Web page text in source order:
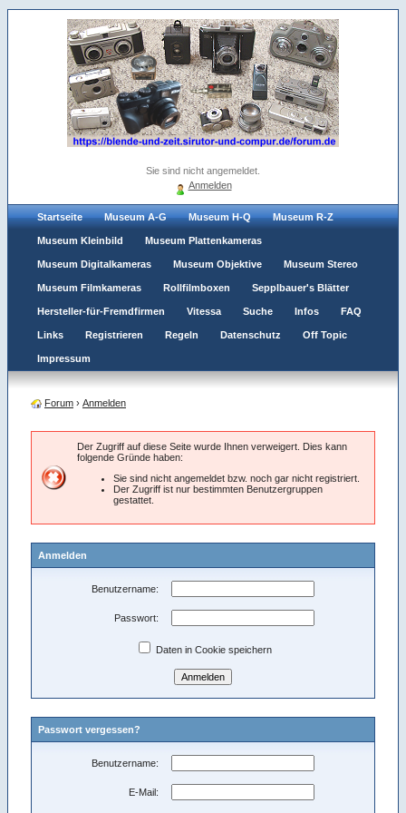
Sie sind nicht angemeldet.
Anmelden
Startseite Museum A-G Museum H-Q Museum R-Z
Museum Kleinbild Museum Plattenkameras
Museum Digitalkameras Museum Objektive Museum Stereo
Museum Filmkameras Rollfilmboxen Sepplbauer's Blätter
Hersteller-für-Fremdfirmen Vitessa Suche Infos FAQ
Links Registrieren Regeln Datenschutz Off Topic
Impressum
Forum › Anmelden
Der Zugriff auf diese Seite wurde Ihnen verweigert. Dies kann
folgende Gründe haben:
Sie sind nicht angemeldet bzw. noch gar nicht registriert.
Der Zugriff ist nur bestimmten Benutzergruppen
gestattet.
Anmelden
Benutzername:
Passwort:
Daten in Cookie speichern
Passwort vergessen?
Benutzername:
E-Mail: